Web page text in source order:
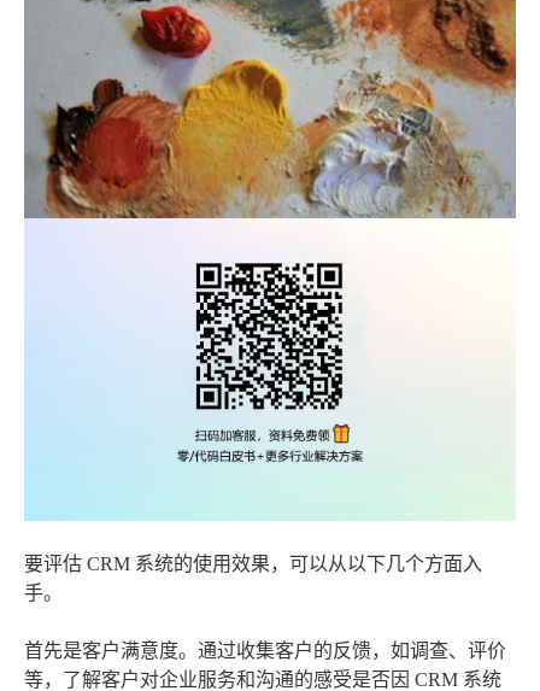
要评估 CRM 系统的使用效果，可以从以下几个方面入
手。
首先是客户满意度。通过收集客户的反馈，如调查、评价
等，了解客户对企业服务和沟通的感受是否因 CRM 系统